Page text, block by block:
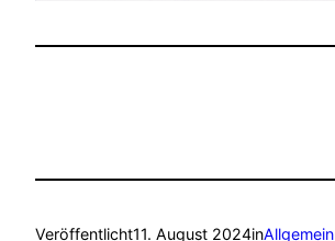
Veröffentlicht11. August 2024inAllgemein